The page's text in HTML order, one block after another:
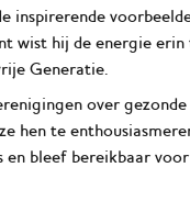
inspirerende
wist hij de energie
Generatie.
over
hen te
bleef bereikbaar